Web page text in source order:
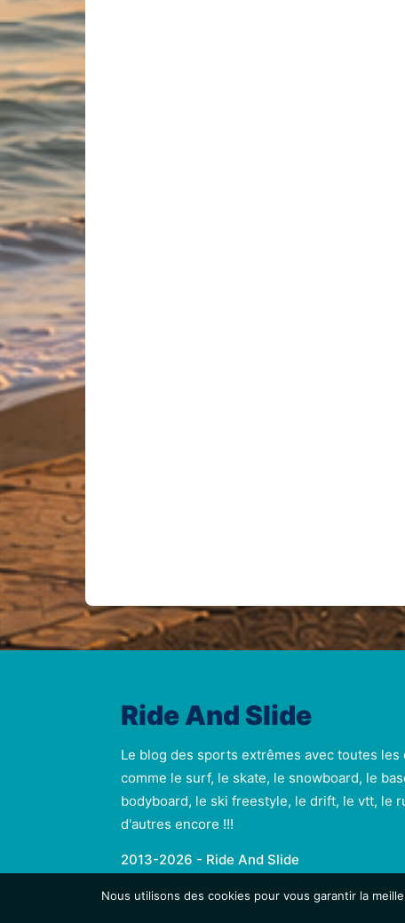
Ride And Slide
Le blog des sports extrêmes avec toutes
comme le surf, le skate, le snowboard, le
bodyboard, le ski freestyle, le drift, le vtt, le
d'autres encore !!!
2013-2026 - Ride And Slide
Nous utilisons des cookies pour vous garantir la